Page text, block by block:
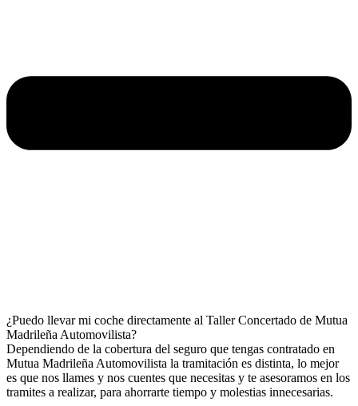
¿Puedo llevar mi coche directamente al Taller Concertado de Mutua
Madrileña Automovilista?
Dependiendo de la cobertura del seguro que tengas contratado en
Mutua Madrileña Automovilista la tramitación es distinta, lo mejor
es que nos llames y nos cuentes que necesitas y te asesoramos en los
tramites a realizar, para ahorrarte tiempo y molestias innecesarias.